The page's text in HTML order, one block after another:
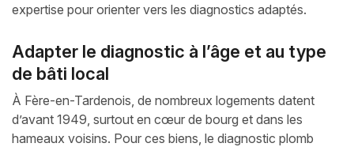
expertise pour orienter vers les diagnostics adaptés.
Adapter le diagnostic à l’âge et au type
de bâti local
À Fère-en-Tardenois, de nombreux logements datent
d’avant 1949, surtout en cœur de bourg et dans les
hameaux voisins. Pour ces biens, le diagnostic plomb